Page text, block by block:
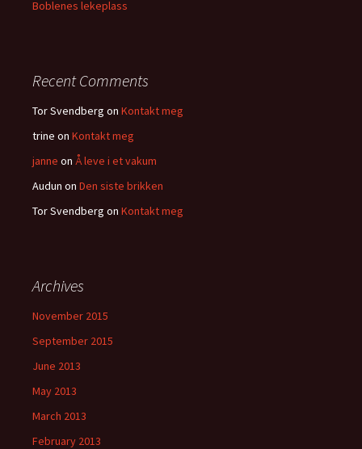
Boblenes lekeplass
Recent Comments
Tor Svendberg on Kontakt meg
trine on Kontakt meg
janne on Å leve i et vakum
Audun on Den siste brikken
Tor Svendberg on Kontakt meg
Archives
November 2015
September 2015
June 2013
May 2013
March 2013
February 2013